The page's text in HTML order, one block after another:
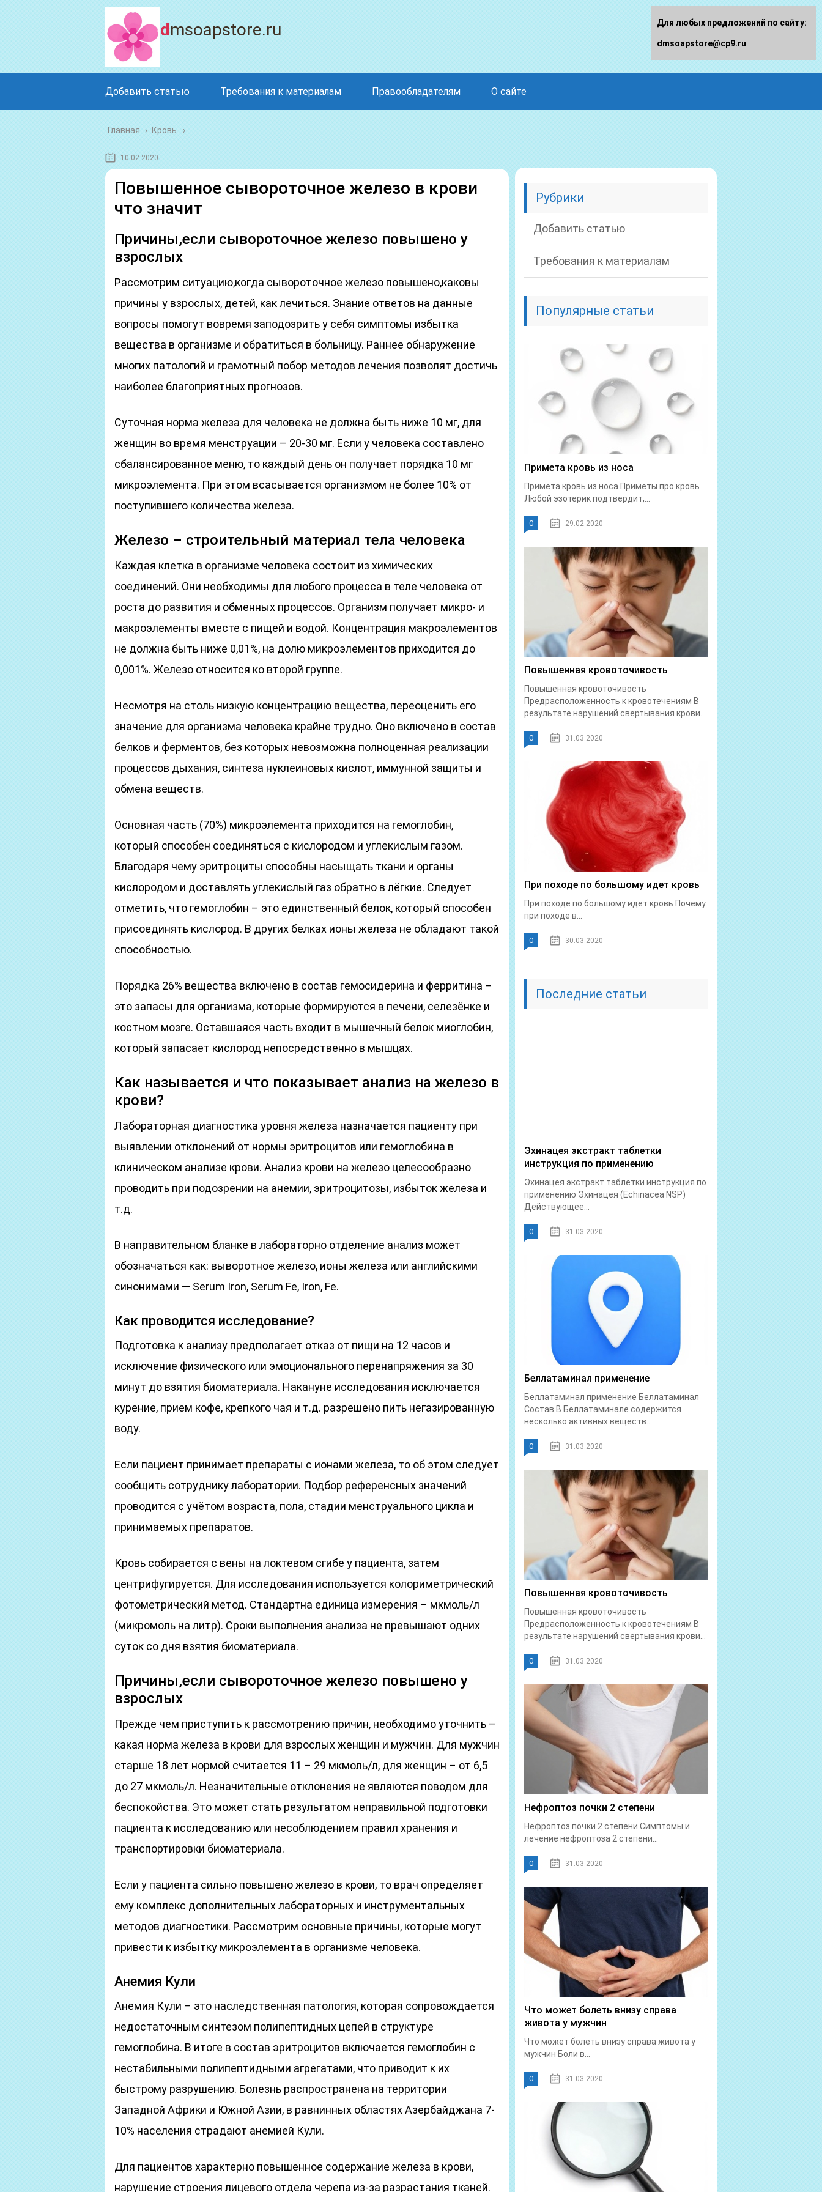
dmsoapstore.ru
Добавить статью Требования к материалам Правообладателям О сайте
Главная › Кровь
10.02.2020
Повышенное сывороточное железо в крови
что значит
Причины,если сывороточное железо повышено у
взрослых
Рассмотрим ситуацию,когда сывороточное железо повышено,каковы
причины у взрослых, детей, как лечиться. Знание ответов на данные
вопросы помогут вовремя заподозрить у себя симптомы избытка
вещества в организме и обратиться в больницу. Раннее обнаружение
многих патологий и грамотный побор методов лечения позволят достичь
наиболее благоприятных прогнозов.
Суточная норма железа для человека не должна быть ниже 10 мг, для
женщин во время менструации – 20-30 мг. Если у человека составлено
сбалансированное меню, то каждый день он получает порядка 10 мг
микроэлемента. При этом всасывается организмом не более 10% от
поступившего количества железа.
Железо – строительный материал тела человека
Каждая клетка в организме человека состоит из химических
соединений. Они необходимы для любого процесса в теле человека от
роста до развития и обменных процессов. Организм получает микро- и
макроэлементы вместе с пищей и водой. Концентрация макроэлементов
не должна быть ниже 0,01%, на долю микроэлементов приходится до
0,001%. Железо относится ко второй группе.
Несмотря на столь низкую концентрацию вещества, переоценить его
значение для организма человека крайне трудно. Оно включено в состав
белков и ферментов, без которых невозможна полноценная реализации
процессов дыхания, синтеза нуклеиновых кислот, иммунной защиты и
обмена веществ.
Основная часть (70%) микроэлемента приходится на гемоглобин,
который способен соединяться с кислородом и углекислым газом.
Благодаря чему эритроциты способны насыщать ткани и органы
кислородом и доставлять углекислый газ обратно в лёгкие. Следует
отметить, что гемоглобин – это единственный белок, который способен
присоединять кислород. В других белках ионы железа не обладают такой
способностью.
Порядка 26% вещества включено в состав гемосидерина и ферритина –
это запасы для организма, которые формируются в печени, селезёнке и
костном мозге. Оставшаяся часть входит в мышечный белок миоглобин,
который запасает кислород непосредственно в мышцах.
Как называется и что показывает анализ на железо в
крови?
Лабораторная диагностика уровня железа назначается пациенту при
выявлении отклонений от нормы эритроцитов или гемоглобина в
клиническом анализе крови. Анализ крови на железо целесообразно
проводить при подозрении на анемии, эритроцитозы, избыток железа и
т.д.
В направительном бланке в лабораторно отделение анализ может
обозначаться как: выворотное железо, ионы железа или английскими
синонимами — Serum Iron, Serum Fe, Iron, Fe.
Как проводится исследование?
Подготовка к анализу предполагает отказ от пищи на 12 часов и
исключение физического или эмоционального перенапряжения за 30
минут до взятия биоматериала. Накануне исследования исключается
курение, прием кофе, крепкого чая и т.д. разрешено пить негазированную
воду.
Если пациент принимает препараты с ионами железа, то об этом следует
сообщить сотруднику лаборатории. Подбор референсных значений
проводится с учётом возраста, пола, стадии менструального цикла и
принимаемых препаратов.
Кровь собирается с вены на локтевом сгибе у пациента, затем
центрифугируется. Для исследования используется колориметрический
фотометрический метод. Стандартна единица измерения – мкмоль/л
(микромоль на литр). Сроки выполнения анализа не превышают одних
суток со дня взятия биоматериала.
Причины,если сывороточное железо повышено у
взрослых
Прежде чем приступить к рассмотрению причин, необходимо уточнить –
какая норма железа в крови для взрослых женщин и мужчин. Для мужчин
старше 18 лет нормой считается 11 – 29 мкмоль/л, для женщин – от 6,5
до 27 мкмоль/л. Незначительные отклонения не являются поводом для
беспокойства. Это может стать результатом неправильной подготовки
пациента к исследованию или несоблюдением правил хранения и
транспортировки биоматериала.
Если у пациента сильно повышено железо в крови, то врач определяет
ему комплекс дополнительных лабораторных и инструментальных
методов диагностики. Рассмотрим основные причины, которые могут
привести к избытку микроэлемента в организме человека.
Анемия Кули
Анемия Кули – это наследственная патология, которая сопровождается
недостаточным синтезом полипептидных цепей в структуре
гемоглобина. В итоге в состав эритроцитов включается гемоглобин с
нестабильными полипептидными агрегатами, что приводит к их
быстрому разрушению. Болезнь распространена на территории
Западной Африки и Южной Азии, в равнинных областях Азербайджана 7-
10% населения страдают анемией Кули.
Для пациентов характерно повышенное содержание железа в крови,
нарушение строения лицевого отдела черепа из-за разрастания тканей.
Рубрики
Добавить статью
Требования к материалам
Популярные статьи
Примета кровь из носа
Примета кровь из носа Приметы про кровь
Любой эзотерик подтвердит,...
0 29.02.2020
Повышенная кровоточивость
Повышенная кровоточивость
Предрасположенность к кровотечениям В
результате нарушений свертывания крови...
0 31.03.2020
При походе по большому идет кровь
При походе по большому идет кровь Почему
при походе в...
0 30.03.2020
Последние статьи
Эхинацея экстракт таблетки
инструкция по применению
Эхинацея экстракт таблетки инструкция по
применению Эхинацея (Echinacea NSP)
Действующее...
0 31.03.2020
Беллатаминал применение
Беллатаминал применение Беллатаминал
Состав В Беллатаминале содержится
несколько активных веществ...
0 31.03.2020
Повышенная кровоточивость
Повышенная кровоточивость
Предрасположенность к кровотечениям В
результате нарушений свертывания крови...
0 31.03.2020
Нефроптоз почки 2 степени
Нефроптоз почки 2 степени Симптомы и
лечение нефроптоза 2 степени...
0 31.03.2020
Что может болеть внизу справа
живота у мужчин
Что может болеть внизу справа живота у
мужчин Боли в...
0 31.03.2020
Для любых предложений по сайту:
dmsoapstore@cp9.ru